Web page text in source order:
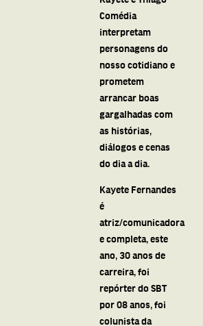
Comédia
interpretam
personagens do
nosso cotidiano e
prometem
arrancar boas
gargalhadas com
as histórias,
diálogos e cenas
do dia a dia.
Kayete Fernandes
é
atriz/comunicadora
e completa, este
ano, 30 anos de
carreira, foi
repórter do SBT
por 08 anos, foi
colunista da